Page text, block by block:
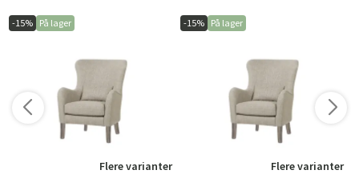
Suomi
-15% På lager
Flere varianter
-15% På lager
Flere varianter